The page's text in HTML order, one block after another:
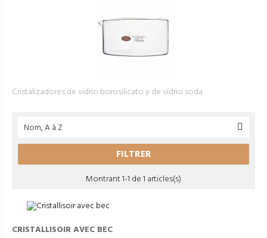
Cristalizadores de vidrio borosilicato y de vidrio soda
Nom, A à Z 
FILTRER
Montrant 1-1 de 1 articles(s)
CRISTALLISOIR AVEC BEC